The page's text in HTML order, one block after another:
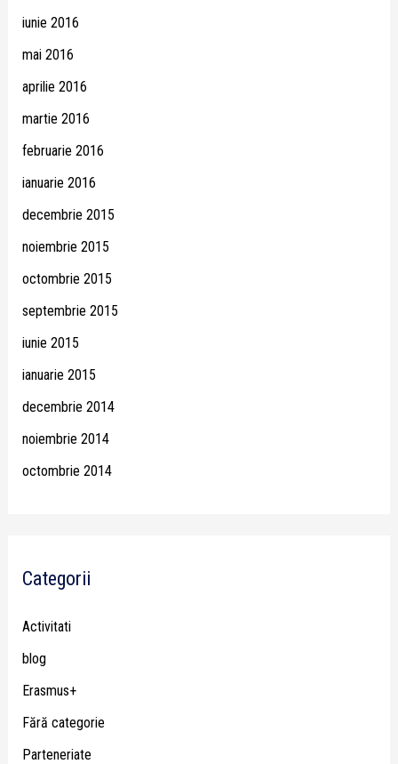
iunie 2016
mai 2016
aprilie 2016
martie 2016
februarie 2016
ianuarie 2016
decembrie 2015
noiembrie 2015
octombrie 2015
septembrie 2015
iunie 2015
ianuarie 2015
decembrie 2014
noiembrie 2014
octombrie 2014
Categorii
Activitati
blog
Erasmus+
Fără categorie
Parteneriate